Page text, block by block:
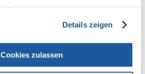
Details zeigen
Cookies zulassen
NEUE NACHRICHT